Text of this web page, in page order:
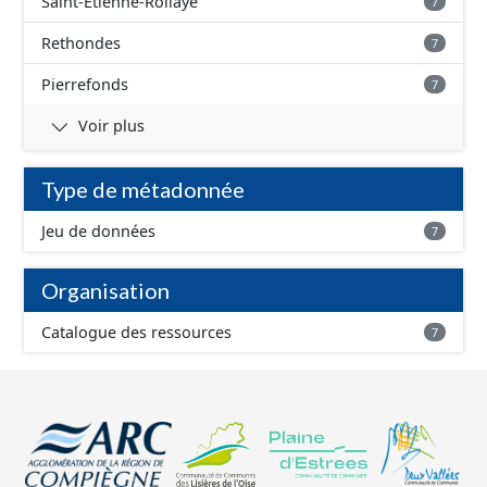
Rethondes 7
Pierrefonds 7
Voir plus
Type de métadonnée
Jeu de données 7
Organisation
Catalogue des ressources 7